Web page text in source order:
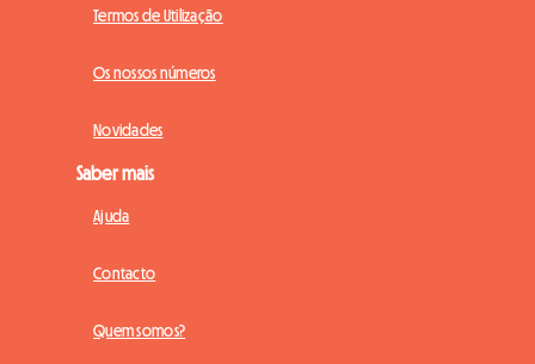
Termos de Utilização
Os nossos números
Novidades
Saber mais
Ajuda
Contacto
Quem somos?